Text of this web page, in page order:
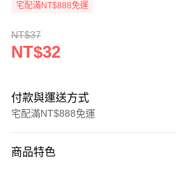
宅配滿NT$888免運
NT$37
NT$32
付款與運送方式
宅配滿NT$888免運
信用卡一次付款
商品特色